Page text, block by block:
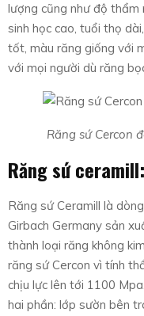
lượng cũng như độ thẩm
sinh học cao, tuổi thọ
tốt, màu răng giống với
với mọi người dù răng
Răng sứ Cercon
Răng sứ ceramill:
Răng sứ Ceramill là
Girbach Germany sản
thành loại răng không
răng sứ Cercon vì tính
chịu lực lên tới 1100
hai phần: lớp sườn bên